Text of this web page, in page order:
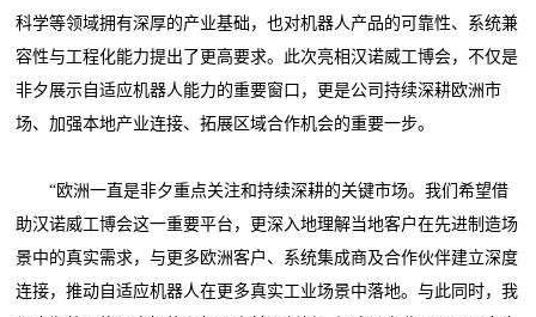
科学等领域拥有深厚的产业基础，也对机器人产品的可靠性、系统兼
容性与工程化能力提出了更高要求。此次亮相汉诺威工博会，不仅是
非夕展示自适应机器人能力的重要窗口，更是公司持续深耕欧洲市
场、加强本地产业连接、拓展区域合作机会的重要一步。
“欧洲一直是非夕重点关注和持续深耕的关键市场。我们希望借
助汉诺威工博会这一重要平台，更深入地理解当地客户在先进制造场
景中的真实需求，与更多欧洲客户、系统集成商及合作伙伴建立深度
连接，推动自适应机器人在更多真实工业场景中落地。与此同时，我